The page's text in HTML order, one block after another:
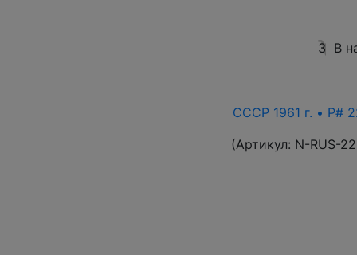
3 В
СССР 1961 г. • P#
(Артикул: N-RUS-